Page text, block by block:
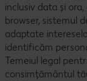
inclusiv data și
browser, sistemul
adaptate
identificăm
Temeiul legal
consimțământul